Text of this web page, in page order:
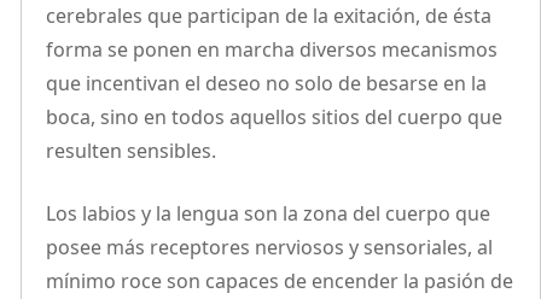
cerebrales que participan de la exitación, de ésta
forma se ponen en marcha diversos mecanismos
que incentivan el deseo no solo de besarse en la
boca, sino en todos aquellos sitios del cuerpo que
resulten sensibles.
Los labios y la lengua son la zona del cuerpo que
posee más receptores nerviosos y sensoriales, al
mínimo roce son capaces de encender la pasión de